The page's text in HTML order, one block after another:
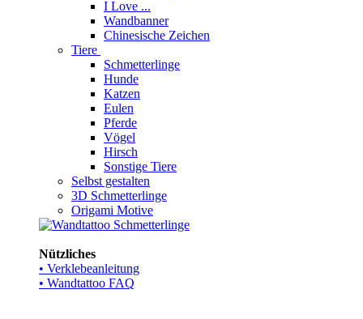
I Love ...
Wandbanner
Chinesische Zeichen
Tiere
Schmetterlinge
Hunde
Katzen
Eulen
Pferde
Vögel
Hirsch
Sonstige Tiere
Selbst gestalten
3D Schmetterlinge
Origami Motive
Nützliches
• Verklebeanleitung
• Wandtattoo FAQ